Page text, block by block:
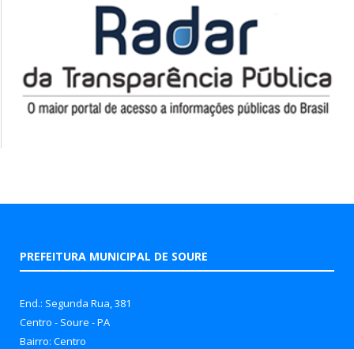
PREFEITURA MUNICIPAL DE SOURE
End.: Segunda Rua, 381
Centro - Soure - PA
Bairro: Centro